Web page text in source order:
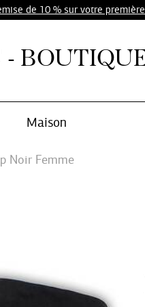
de 10 % sur votre
Maison
Noir Femme